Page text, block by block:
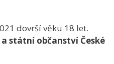
dovrší věku 18 let.
státní občanství České